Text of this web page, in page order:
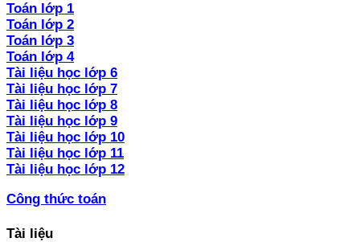
Toán lớp 1
Toán lớp 2
Toán lớp 3
Toán lớp 4
Tài liệu học lớp 6
Tài liệu học lớp 7
Tài liệu học lớp 8
Tài liệu học lớp 9
Tài liệu học lớp 10
Tài liệu học lớp 11
Tài liệu học lớp 12
Công thức toán
Tài liệu